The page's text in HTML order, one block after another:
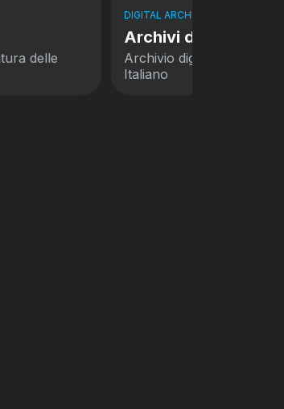
DIGITAL ARCHIVES
Archivi del Sud
Archivio digitale della ricerca sul